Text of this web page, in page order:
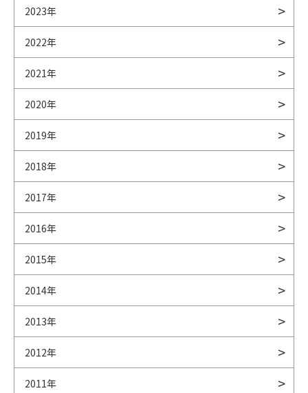
2023年
2022年
2021年
2020年
2019年
2018年
2017年
2016年
2015年
2014年
2013年
2012年
2011年